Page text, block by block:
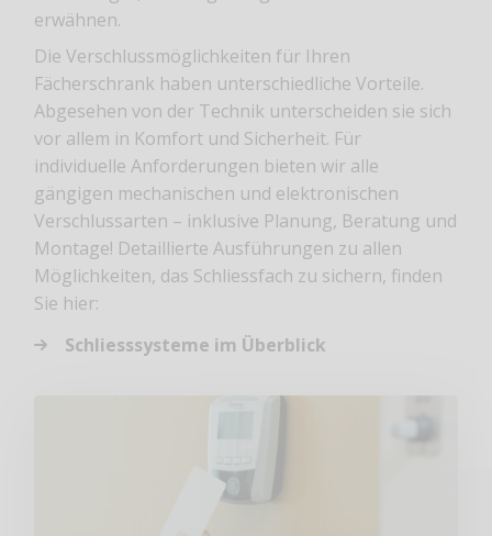
erwähnen.
Die Verschlussmöglichkeiten für Ihren
Fächerschrank haben unterschiedliche Vorteile.
Abgesehen von der Technik unterscheiden sie sich
vor allem in Komfort und Sicherheit. Für
individuelle Anforderungen bieten wir alle
gängigen mechanischen und elektronischen
Verschlussarten – inklusive Planung, Beratung und
Montage! Detaillierte Ausführungen zu allen
Möglichkeiten, das Schliessfach zu sichern, finden
Sie hier:
Schliesssysteme im Überblick